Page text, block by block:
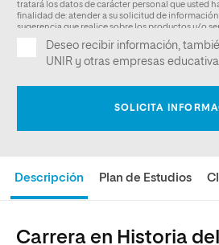
Descripción Plan de Estudios
Carrera en Historia